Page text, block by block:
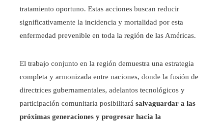
tratamiento oportuno. Estas acciones buscan reducir
significativamente la incidencia y mortalidad por esta
enfermedad prevenible en toda la región de las Américas.
El trabajo conjunto en la región demuestra una estrategia
completa y armonizada entre naciones, donde la fusión de
directrices gubernamentales, adelantos tecnológicos y
participación comunitaria posibilitará salvaguardar a las
próximas generaciones y progresar hacia la